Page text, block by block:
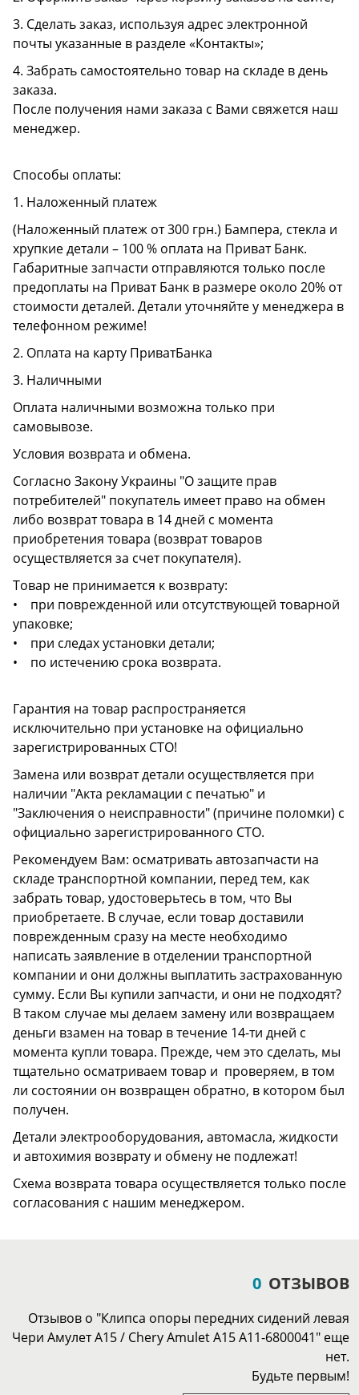
3. Сделать заказ, используя адрес электронной
почты указанные в разделе «Контакты»;
4. Забрать самостоятельно товар на складе в день
заказа.
После получения нами заказа с Вами свяжется наш
менеджер.
Способы оплаты:
1. Наложенный платеж
(Наложенный платеж от 300 грн.) Бампера, стекла и
хрупкие детали – 100 % оплата на Приват Банк.
Габаритные запчасти отправляются только после
предоплаты на Приват Банк в размере около 20% от
стоимости деталей. Детали уточняйте у менеджера в
телефонном режиме!
2. Оплата на карту ПриватБанка
3. Наличными
Оплата наличными возможна только при
самовывозе.
Условия возврата и обмена.
Согласно Закону Украины "О защите прав
потребителей" покупатель имеет право на обмен
либо возврат товара в 14 дней с момента
приобретения товара (возврат товаров
осуществляется за счет покупателя).
Товар не принимается к возврату:
• при поврежденной или отсутствующей товарной
упаковке;
• при следах установки детали;
• по истечению срока возврата.
Гарантия на товар распространяется
исключительно при установке на официально
зарегистрированных СТО!
Замена или возврат детали осуществляется при
наличии "Акта рекламации с печатью" и
"Заключения о неисправности" (причине поломки) с
официально зарегистрированного СТО.
Рекомендуем Вам: осматривать автозапчасти на
складе транспортной компании, перед тем, как
забрать товар, удостоверьтесь в том, что Вы
приобретаете. В случае, если товар доставили
поврежденным сразу на месте необходимо
написать заявление в отделении транспортной
компании и они должны выплатить застрахованную
сумму. Если Вы купили запчасти, и они не подходят?
В таком случае мы делаем замену или возвращаем
деньги взамен на товар в течение 14-ти дней с
момента купли товара. Прежде, чем это сделать, мы
тщательно осматриваем товар и проверяем, в том
ли состоянии он возвращен обратно, в котором был
получен.
Детали электрооборудования, автомасла, жидкости
и автохимия возврату и обмену не подлежат!
Схема возврата товара осуществляется только после
согласования с нашим менеджером.
0 ОТЗЫВОВ
Отзывов о "Клипса опоры передних сидений левая
Чери Амулет А15 / Chery Amulet A15 A11-6800041" еще
нет.
Будьте первым!